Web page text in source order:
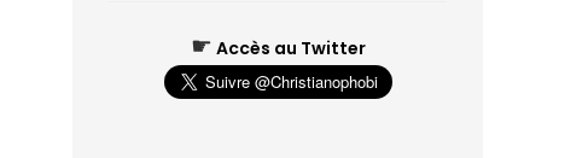
☛ Accès au Twitter